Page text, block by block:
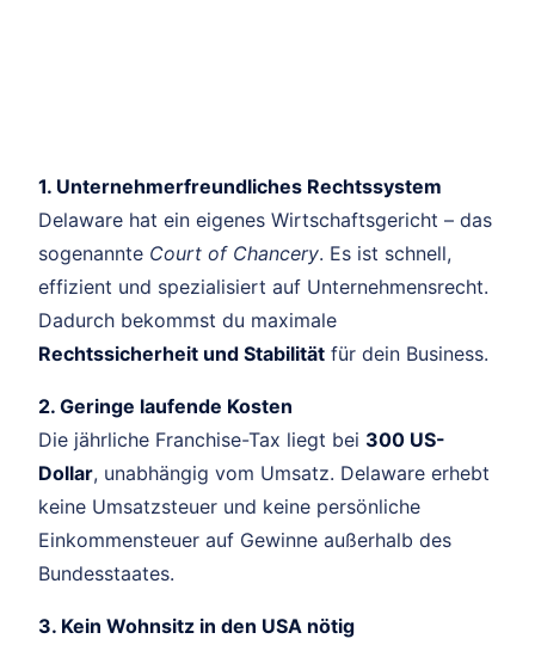
1. Unternehmerfreundliches Rechtssystem
Delaware hat ein eigenes Wirtschaftsgericht – das
sogenannte Court of Chancery. Es ist schnell,
effizient und spezialisiert auf Unternehmensrecht.
Dadurch bekommst du maximale
Rechtssicherheit und Stabilität für dein Business.
2. Geringe laufende Kosten
Die jährliche Franchise-Tax liegt bei 300 US-
Dollar, unabhängig vom Umsatz. Delaware erhebt
keine Umsatzsteuer und keine persönliche
Einkommensteuer auf Gewinne außerhalb des
Bundesstaates.
3. Kein Wohnsitz in den USA nötig